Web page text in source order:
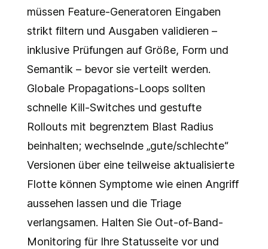
müssen Feature-Generatoren Eingaben
strikt filtern und Ausgaben validieren –
inklusive Prüfungen auf Größe, Form und
Semantik – bevor sie verteilt werden.
Globale Propagations-Loops sollten
schnelle Kill-Switches und gestufte
Rollouts mit begrenztem Blast Radius
beinhalten; wechselnde „gute/schlechte“
Versionen über eine teilweise aktualisierte
Flotte können Symptome wie einen Angriff
aussehen lassen und die Triage
verlangsamen. Halten Sie Out-of-Band-
Monitoring für Ihre Statusseite vor und